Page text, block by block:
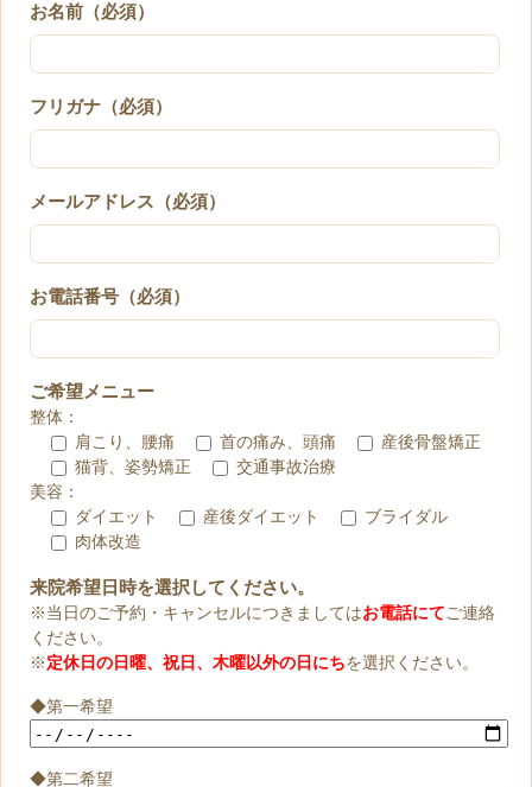
お名前（必須）
フリガナ（必須）
メールアドレス（必須）
お電話番号（必須）
ご希望メニュー
整体：
肩こり、腰痛
首の痛み、頭痛
産後骨盤矯正
猫背、姿勢矯正
交通事故治療
美容：
ダイエット
産後ダイエット
ブライダル
肉体改造
来院希望日時を選択してください。
※当日のご予約・キャンセルにつきましてはお電話にてご連絡
ください。
※定休日の日曜、祝日、木曜以外の日にちを選択ください。
◆第一希望
◆第二希望